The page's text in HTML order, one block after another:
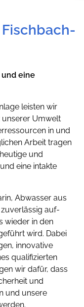
und eine
leisten wir
unserer Umwelt
in und
Arbeit tragen
und
eine intakte
Abwasser aus
zuverlässig auf­
wieder in den
wird. Dabei
innovative
qualifizierten
wir dafür, dass
und
und unsere